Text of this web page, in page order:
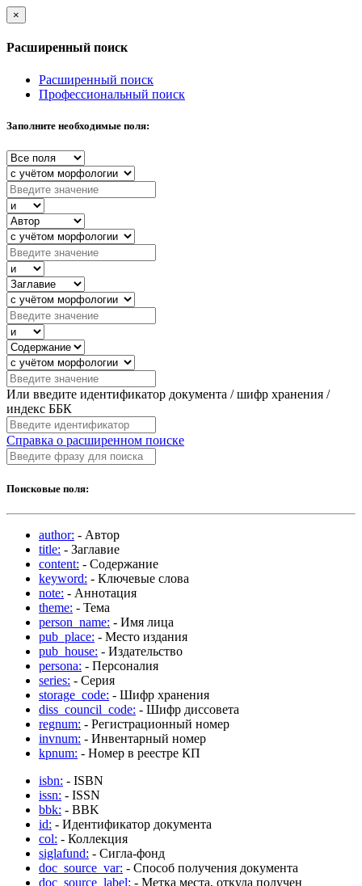
×
Расширенный поиск
Расширенный поиск
Профессиональный поиск
Заполните необходимые поля:
Или введите идентификатор документа / шифр хранения /
индекс ББК
Справка о расширенном поиске
Поисковые поля:
author: - Автор
title: - Заглавие
content: - Содержание
keyword: - Ключевые слова
note: - Аннотация
theme: - Тема
person_name: - Имя лица
pub_place: - Место издания
pub_house: - Издательство
persona: - Персоналия
series: - Серия
storage_code: - Шифр хранения
diss_council_code: - Шифр диссовета
regnum: - Регистрационный номер
invnum: - Инвентарный номер
kpnum: - Номер в реестре КП
isbn: - ISBN
issn: - ISSN
bbk: - BBK
id: - Идентификатор документа
col: - Коллекция
siglafund: - Сигла-фонд
doc_source_var: - Способ получения документа
doc_source_label: - Метка места, откуда получен